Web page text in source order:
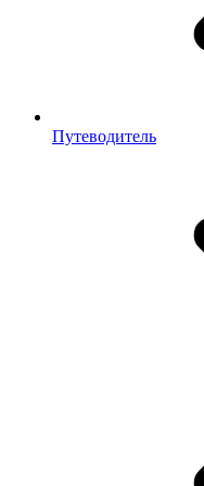
Путеводитель